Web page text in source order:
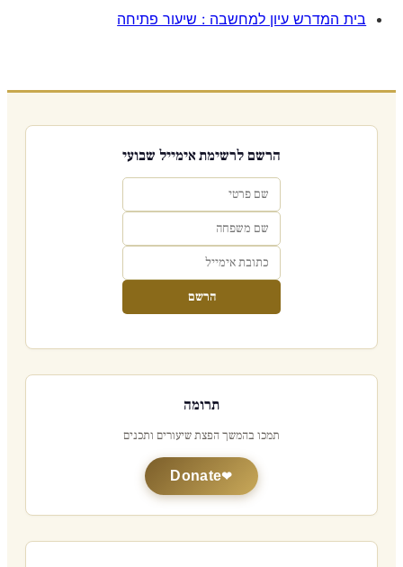
בית המדרש עיון למחשבה : שיעור פתיחה
הרשם לרשימת אימייל שבועי
הרשם
תרומה
תמכו בהמשך הפצת שיעורים ותכנים
Donate